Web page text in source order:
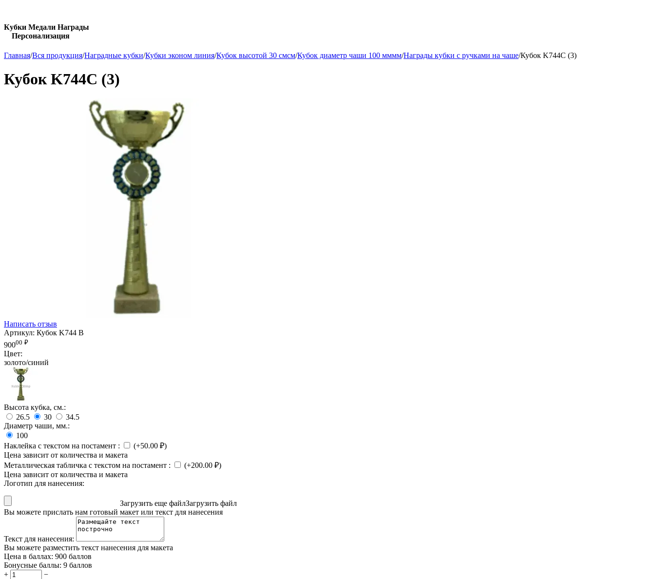
Кубки Медали Награды
Персонализация
Главная/Вся продукция/Наградные кубки/Кубки эконом линия/Кубок высотой 30 смсм/Кубок диаметр чаши 100 мммм/Награды кубки с ручками на чаше/Кубок K744C (3)
Кубок K744C (3)
Написать отзыв
Артикул: Кубок K744 B
90000 ₽
Цвет:
золото/синий
Высота кубка, см.:
26.5
30
34.5
Диаметр чаши, мм.:
100
Наклейка с текстом на постамент : (+50.00 ₽)
Цена зависит от количества и макета
Металлическая табличка с текстом на постамент : (+200.00 ₽)
Цена зависит от количества и макета
Логотип для нанесения:
Загрузить еще файлЗагрузить файл
Вы можете прислать нам готовый макет или текст для нанесения
Текст для нанесения:
Вы можете разместить текст нанесения для макета
Цена в баллах: 900 баллов
Бонусные баллы: 9 баллов
+
−